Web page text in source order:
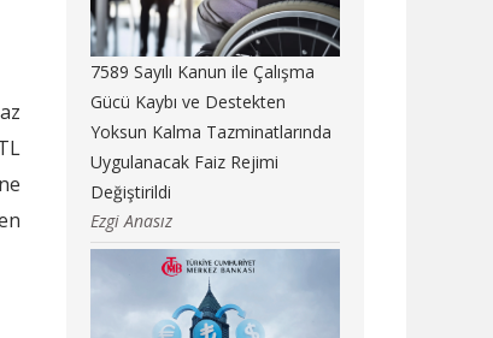
7589 Sayılı Kanun ile Çalışma
Gücü Kaybı ve Destekten
Yoksun Kalma Tazminatlarında
Uygulanacak Faiz Rejimi
Değiştirildi
Ezgi Anasız